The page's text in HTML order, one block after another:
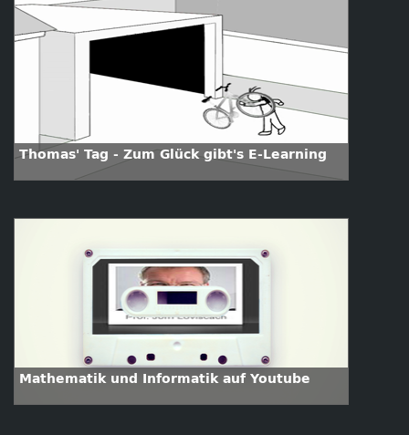
Thomas' Tag - Zum Glück gibt's E-Learning
Mathematik und Informatik auf Youtube